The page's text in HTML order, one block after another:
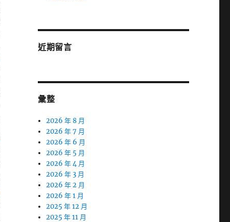
近期留言
彙整
2026 年 8 月
2026 年 7 月
2026 年 6 月
2026 年 5 月
2026 年 4 月
2026 年 3 月
2026 年 2 月
2026 年 1 月
2025 年 12 月
2025 年 11 月